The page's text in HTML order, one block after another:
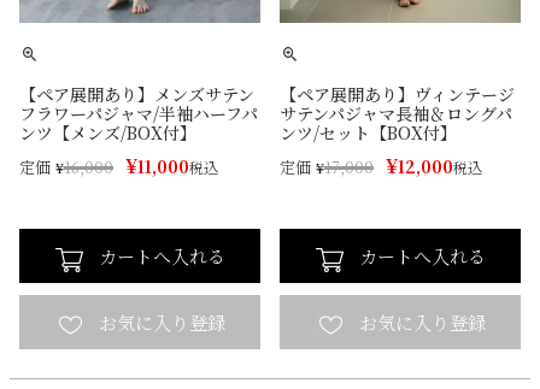
【ペア展開あり】メンズサテン
フラワーパジャマ/半袖ハーフパ
ンツ【メンズ/BOX付】
定価 ¥16,000 ¥11,000税込
カートへ入れる
【ペア展開あり】ヴィンテージ
サテンパジャマ長袖＆ロングパ
ンツ/セット【BOX付】
定価 ¥17,000 ¥12,000税込
カートへ入れる